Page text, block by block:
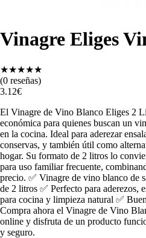
Vinagre Eliges
★★★★★
(0 reseñas)
3.12€
El Vinagre de Vino Blanco Eliges 2
económica para quienes buscan un
en la cocina. Ideal para aderezar
conservas, y también útil como
hogar. Su formato de 2 litros lo
para uso familiar frecuente,
precio. ✅ Vinagre de vino blanco de
de 2 litros ✅ Perfecto para aderezos,
para cocina y limpieza natural ✅
Compra ahora el Vinagre de Vino
online y disfruta de un producto
y seguro.